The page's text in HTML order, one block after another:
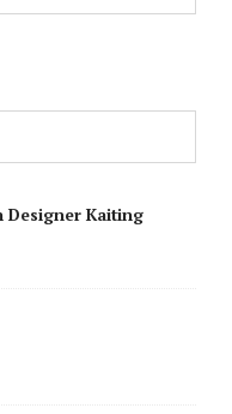
Designer Kaiting